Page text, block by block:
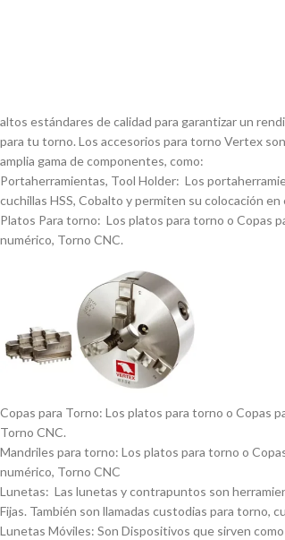
altos estándares de calidad para garantizar un
para tu torno. Los accesorios para torno Vertex
amplia gama de componentes, como:
Portaherramientas, Tool Holder: Los
cuchillas HSS, Cobalto y permiten su colocación
Platos Para torno: Los platos para torno o Copas
numérico, Torno CNC.
Copas para Torno: Los platos para torno o Copas
Torno CNC.
Mandriles para torno: Los platos para torno o
numérico, Torno CNC
Lunetas: Las lunetas y contrapuntos son
Fijas. También son llamadas custodias para torno,
Lunetas Móviles: Son Dispositivos que sirven